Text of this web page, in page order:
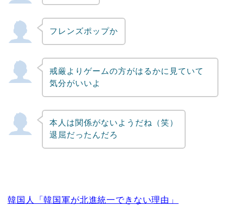
フレンズポップか
戒厳よりゲームの方がはるかに見ていて
気分がいいよ
本人は関係がないようだね（笑）
退屈だったんだろ
韓国人「韓国軍が北進統一できない理由」